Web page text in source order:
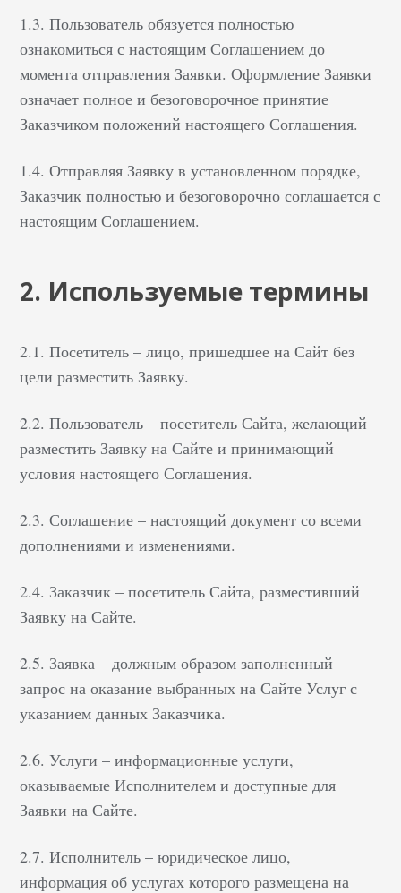
1.3. Пользователь обязуется полностью
ознакомиться с настоящим Соглашением до
момента отправления Заявки. Оформление Заявки
означает полное и безоговорочное принятие
Заказчиком положений настоящего Соглашения.
1.4. Отправляя Заявку в установленном порядке,
Заказчик полностью и безоговорочно соглашается с
настоящим Соглашением.
2. Используемые термины
2.1. Посетитель – лицо, пришедшее на Сайт без
цели разместить Заявку.
2.2. Пользователь – посетитель Сайта, желающий
разместить Заявку на Сайте и принимающий
условия настоящего Соглашения.
2.3. Соглашение – настоящий документ со всеми
дополнениями и изменениями.
2.4. Заказчик – посетитель Сайта, разместивший
Заявку на Сайте.
2.5. Заявка – должным образом заполненный
запрос на оказание выбранных на Сайте Услуг с
указанием данных Заказчика.
2.6. Услуги – информационные услуги,
оказываемые Исполнителем и доступные для
Заявки на Сайте.
2.7. Исполнитель – юридическое лицо,
информация об услугах которого размещена на